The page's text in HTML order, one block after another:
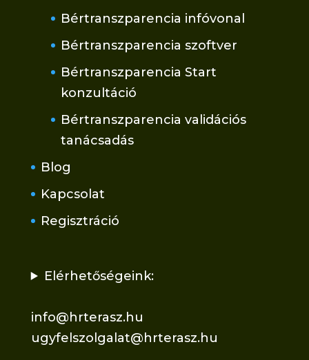
Bértranszparencia infóvonal
Bértranszparencia szoftver
Bértranszparencia Start
konzultáció
Bértranszparencia validációs
tanácsadás
Blog
Kapcsolat
Regisztráció
Elérhetőségeink:
info@hrterasz.hu
ugyfelszolgalat@hrterasz.hu